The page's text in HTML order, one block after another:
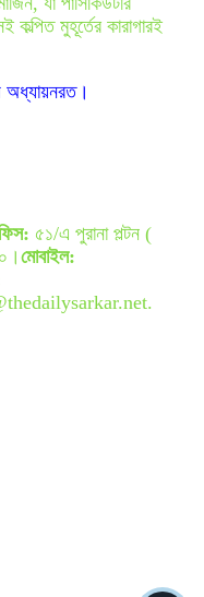
মুহূর্তের কারাগারই
অধ্যায়নরত।
৫১/এ পুরানা পল্টন (
মোবাইল: